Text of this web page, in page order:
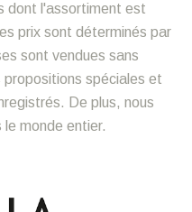
dont l'assortiment est
prix sont déterminés par
sont vendues sans
spéciales et
De plus, nous
monde entier.